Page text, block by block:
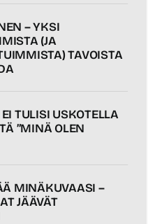
– YKSI
(JA
TAVOISTA
TULISI USKOTELLA
”MINÄ OLEN
MINÄKUVAASI –
JÄÄVÄT